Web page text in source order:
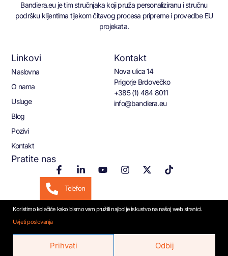
Koristimo kolačiće kako bismo vam pružili najbolje iskustvo na našoj web stranici.
Uvjeti poslovanja
Prihvati Odbij
Bandiera.eu je tim stručnjaka koji pruža personaliziranu i stručnu
podršku klijentima tijekom čitavog procesa pripreme i provedbe EU
projekata.
Linkovi
Naslovna
O nama
Usluge
Blog
Pozivi
Kontakt
Kontakt
Nova ulica 14
Prigorje Brdovečko
+385 (1) 484 8011
info@bandiera.eu
Pratite nas
Telefon
Email
WhatsApp